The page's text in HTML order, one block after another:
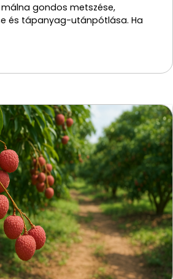
gondos metszése,
és tápanyag-utánpótlása. Ha